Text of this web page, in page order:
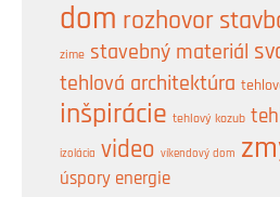
dom rozhovor
zime stavebný materiál
tehlová architektúra
inšpirácie tehlový kozub
izolácia video víkendový dom
úspory energie